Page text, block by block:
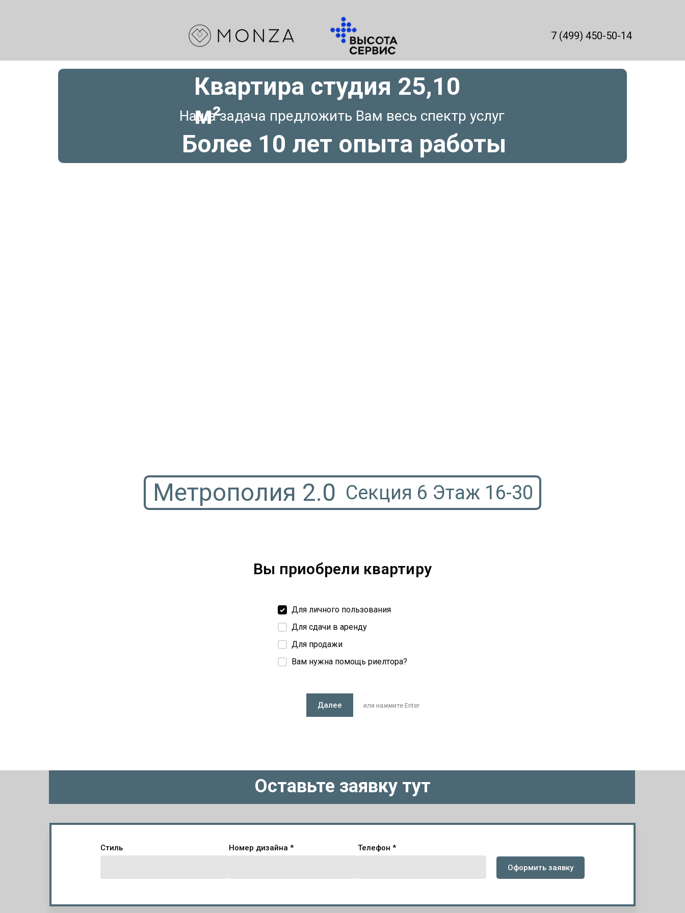
7 (499) 450-50-14
Секция 6 Этаж 16-30
Метрополия 2.0
Наша задача предложить Вам весь спектр услуг
Более 10 лет опыта работы
Квартира студия 25,10
м²
Вы приобрели квартиру
Для личного пользования
Для сдачи в аренду
Для продажи
Вам нужна помощь риелтора?
Далее или нажмите Enter
Оставьте заявку тут
Стиль Номер дизайна * Телефон *
Оформить заявку